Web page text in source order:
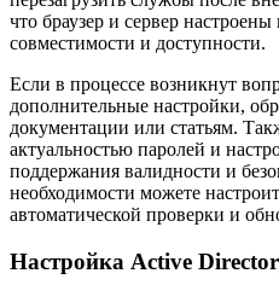
что браузер и сервер
совместимости и доступности.
Если в процессе возникнут
дополнительные настройки,
документации или статьям.
актуальностью паролей и
поддержания валидности и
необходимости можете
автоматической проверки и
Настройка Active